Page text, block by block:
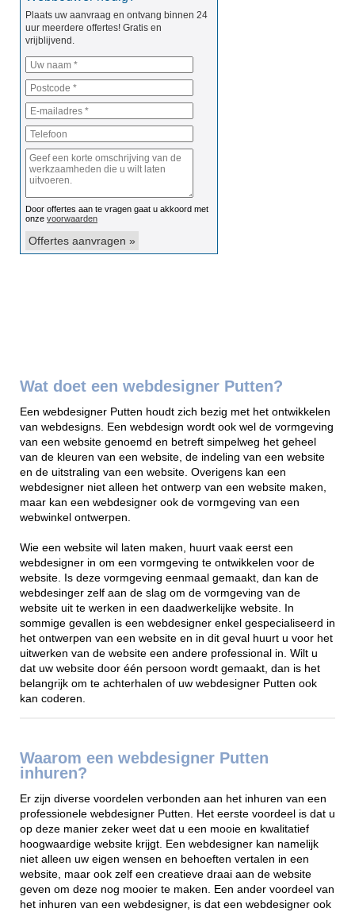
Wat doet een webdesigner Putten?
Een webdesigner Putten houdt zich bezig met het ontwikkelen
van webdesigns. Een webdesign wordt ook wel de vormgeving
van een website genoemd en betreft simpelweg het geheel
van de kleuren van een website, de indeling van een website
en de uitstraling van een website. Overigens kan een
webdesigner niet alleen het ontwerp van een website maken,
maar kan een webdesigner ook de vormgeving van een
webwinkel ontwerpen.
Wie een website wil laten maken, huurt vaak eerst een
webdesigner in om een vormgeving te ontwikkelen voor de
website. Is deze vormgeving eenmaal gemaakt, dan kan de
webdesinger zelf aan de slag om de vormgeving van de
website uit te werken in een daadwerkelijke website. In
sommige gevallen is een webdesigner enkel gespecialiseerd in
het ontwerpen van een website en in dit geval huurt u voor het
uitwerken van de website een andere professional in. Wilt u
dat uw website door één persoon wordt gemaakt, dan is het
belangrijk om te achterhalen of uw webdesigner Putten ook
kan coderen.
Waarom een webdesigner Putten
inhuren?
Er zijn diverse voordelen verbonden aan het inhuren van een
professionele webdesigner Putten. Het eerste voordeel is dat u
op deze manier zeker weet dat u een mooie en kwalitatief
hoogwaardige website krijgt. Een webdesigner kan namelijk
niet alleen uw eigen wensen en behoeften vertalen in een
website, maar ook zelf een creatieve draai aan de website
geven om deze nog mooier te maken. Een ander voordeel van
het inhuren van een webdesigner, is dat een webdesigner ook